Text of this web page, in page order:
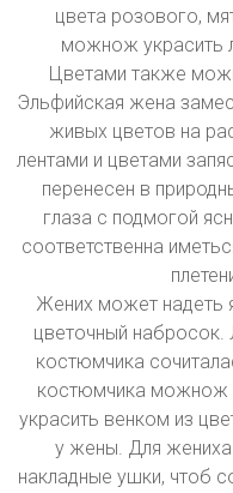
цвета розового,
можнож украсить
Цветами также
Эльфийская жена
живых цветов на
лентами и цветами
перенесен в
глаза с подмогой
соответственна
Жених может надеть
цветочный набросок.
костюмчика
костюмчика можнож
украсить венком из
у жены. Для
накладные ушки, чтоб